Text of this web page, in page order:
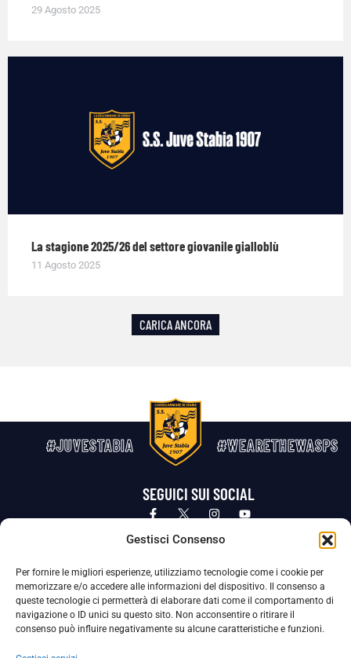
Gestisci Consenso
Per fornire le migliori esperienze, utilizziamo tecnologie come i cookie per
memorizzare e/o accedere alle informazioni del dispositivo. Il consenso a
queste tecnologie ci permetterà di elaborare dati come il comportamento di
navigazione o ID unici su questo sito. Non acconsentire o ritirare il
consenso può influire negativamente su alcune caratteristiche e funzioni.
29 Agosto 2025
La stagione 2025/26 del settore giovanile gialloblù
11 Agosto 2025
CARICA ANCORA
#JUVESTABIA #WEARETHEWASPS
SEGUICI SUI SOCIAL
Privacy Policy Cookie Policy
La Società ha nominato il Responsabile della Protezione dei Dati Personali (DPO), figura specializzata che vigila sulle modalità
adottate dalla nostra Società per tutelare i Suoi dati personali.
Per contattare il DPO può scrivere a